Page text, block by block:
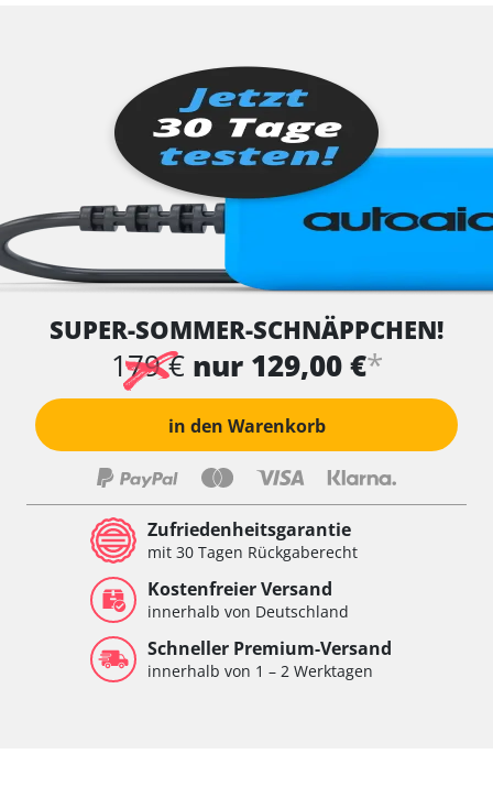
SUPER-SOMMER-SCHNÄPPCHEN!
179 € nur 129,00 €*
in den Warenkorb
Zufriedenheitsgarantie
mit 30 Tagen Rückgaberecht
Kostenfreier Versand
innerhalb von Deutschland
Schneller Premium-Versand
innerhalb von 1 – 2 Werktagen